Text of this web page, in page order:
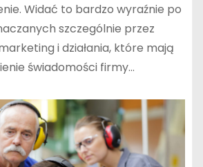
Widać to bardzo wyraźnie po
szczególnie przez
i działania, które mają
świadomości firmy…